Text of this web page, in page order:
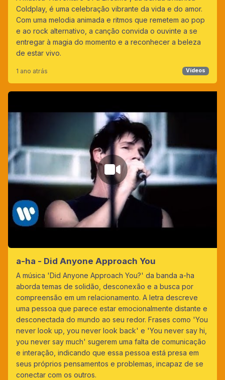
Coldplay, é uma celebração vibrante da vida e do amor.
Com uma melodia animada e ritmos que remetem ao pop
e ao rock alternativo, a canção convida o ouvinte a se
entregar à magia do momento e a reconhecer a beleza
de estar vivo.
1 ano atrás Vídeos
a-ha - Did Anyone Approach You
A música 'Did Anyone Approach You?' da banda a-ha
aborda temas de solidão, desconexão e a busca por
compreensão em um relacionamento. A letra descreve
uma pessoa que parece estar emocionalmente distante e
desconectada do mundo ao seu redor. Frases como 'You
never look up, you never look back' e 'You never say hi,
you never say much' sugerem uma falta de comunicação
e interação, indicando que essa pessoa está presa em
seus próprios pensamentos e problemas, incapaz de se
conectar com os outros.